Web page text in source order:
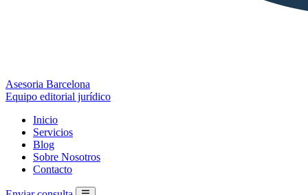
Asesoria Barcelona
Equipo editorial jurídico
Inicio
Servicios
Blog
Sobre Nosotros
Contacto